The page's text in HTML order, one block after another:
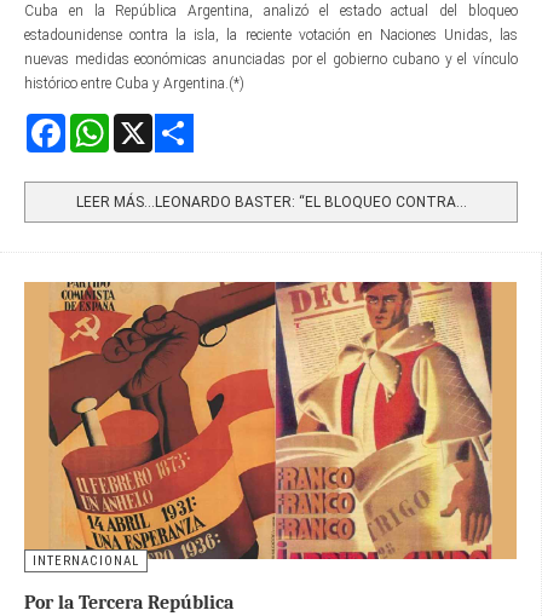
Cuba en la República Argentina, analizó el estado actual del bloqueo
estadounidense contra la isla, la reciente votación en Naciones Unidas, las
nuevas medidas económicas anunciadas por el gobierno cubano y el vínculo
histórico entre Cuba y Argentina.(*)
FacebookWhatsApp
LEER MÁS…LEONARDO BASTER: “EL BLOQUEO CONTRA...
INTERNACIONAL
Por la Tercera República